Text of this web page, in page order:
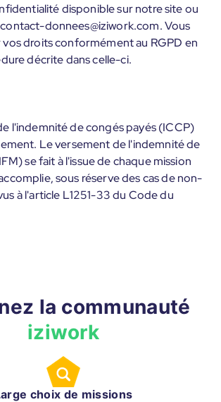
disponible sur notre site ou
donnees@iziwork.com. Vous
vos droits conformément au RGPD en
décrite dans celle-ci.
l'indemnité de congés payés (ICCP)
Le versement de l'indemnité de
se fait à l'issue de chaque mission
sous réserve des cas de non-
à l'article L1251-33 du Code du
la communauté
iziwork
choix de missions